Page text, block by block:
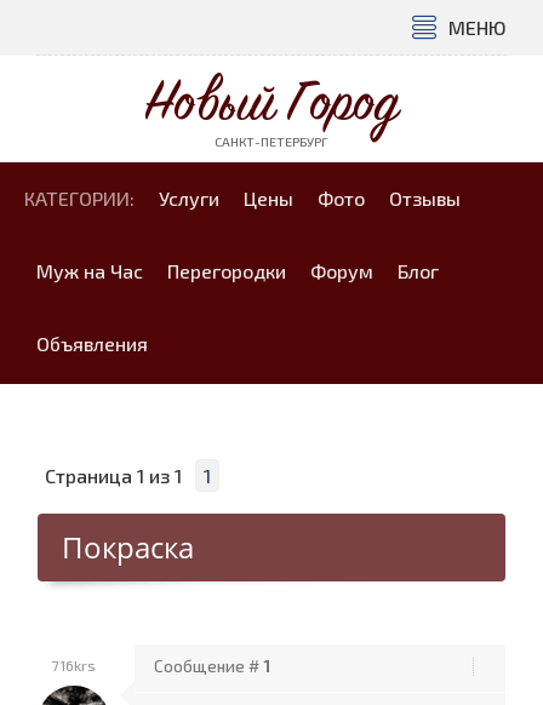
МЕНЮ
Новый Город
САНКТ-ПЕТЕРБУРГ
КАТЕГОРИИ: Услуги Цены Фото Отзывы
Муж на Час Перегородки Форум Блог
Объявления
Страница 1 из 1 1
Покраска
716krs Сообщение #1